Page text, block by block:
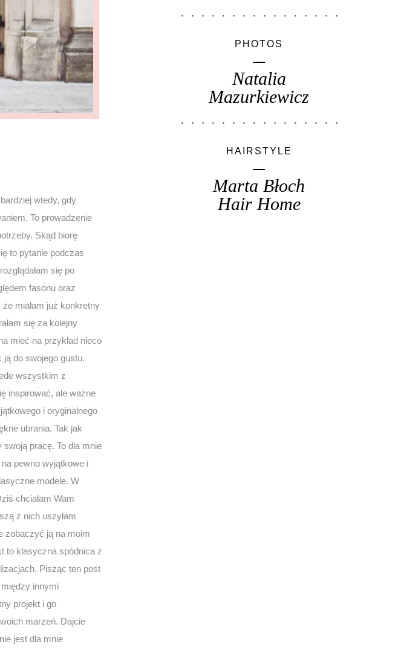
wtedy, gdy
To prowadzenie
Skąd biorę
to pytanie podczas
się po
fasonu oraz
miałam już konkretny
się za kolejny
mieć na przykład nieco
do swojego gustu.
wszystkim z
inspirować, ale ważne
i oryginalnego
ubrania. Tak jak
pracę. To dla mnie
pewno wyjątkowe i
modele. W
chciałam Wam
z nich uszyłam
zobaczyć ją na moim
to klasyczna spódnica z
Pisząc ten post
między innymi
projekt i go
marzeń. Dajcie
jest dla mnie
PHOTOS
Natalia
Mazurkiewicz
HAIRSTYLE
Marta Błoch
Hair Home